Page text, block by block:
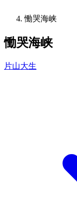
慟哭海峡
慟哭海峡
片山大生